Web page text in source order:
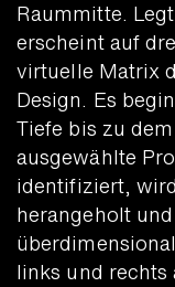
Raummitte.
erscheint auf
virtuelle Matrix
Design. Es
Tiefe bis zu
ausgewählte
identifiziert,
herangeholt
links und rechts